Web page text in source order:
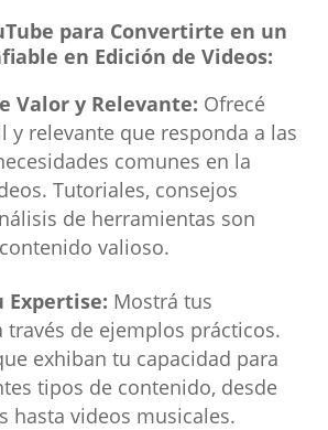
para Convertirte en un
en Edición de Videos:
Valor y Relevante: Ofrecé
y relevante que responda a las
comunes en la
Tutoriales, consejos
de herramientas son
valioso.
Expertise: Mostrá tus
través de ejemplos prácticos.
exhiban tu capacidad para
tipos de contenido, desde
hasta videos musicales.